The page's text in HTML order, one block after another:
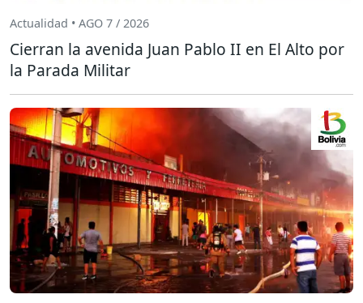
Actualidad • AGO 7 / 2026
Cierran la avenida Juan Pablo II en El Alto por
la Parada Militar